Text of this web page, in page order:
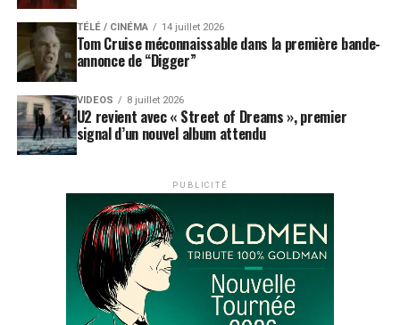
TÉLÉ / CINÉMA 14 juillet 2026
Tom Cruise méconnaissable dans la première bande-
annonce de “Digger”
VIDEOS 8 juillet 2026
U2 revient avec « Street of Dreams », premier
signal d’un nouvel album attendu
PUBLICITÉ